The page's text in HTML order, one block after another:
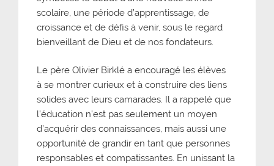
scolaire, une période d’apprentissage, de
croissance et de défis à venir, sous le regard
bienveillant de Dieu et de nos fondateurs.
Le père Olivier Birklé a encouragé les élèves
à se montrer curieux et à construire des liens
solides avec leurs camarades. Il a rappelé que
l’éducation n’est pas seulement un moyen
d’acquérir des connaissances, mais aussi une
opportunité de grandir en tant que personnes
responsables et compatissantes. En unissant la